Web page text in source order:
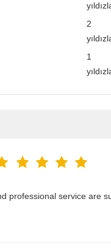
2
1
professional service are